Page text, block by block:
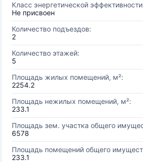
Класс энергетической
Не присвоен
Количество подъездов:
2
Количество этажей:
5
Площадь жилых помещений, м²:
2254.2
Площадь нежилых помещений, м²:
233.1
Площадь зем. участка общего
6578
Площадь помещений общего
233.1